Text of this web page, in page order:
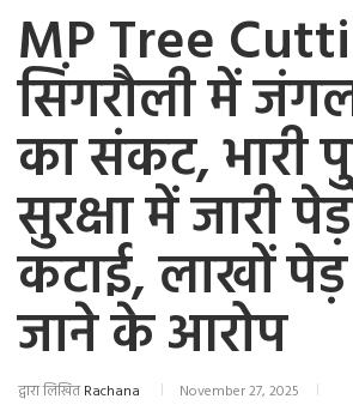
MP Tree
सिंगरौली में
का संकट, भारी
सुरक्षा में जारी
कटाई, लाखों
जाने के आरोप
द्वारा लिखितRachana November 27, 2025